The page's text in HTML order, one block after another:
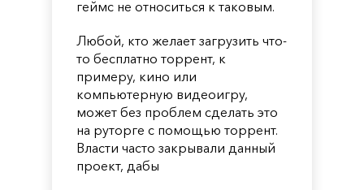
геймс не относиться к таковым.
Любой, кто желает загрузить что-
то бесплатно торрент, к
примеру, кино или
компьютерную видеоигру,
может без проблем сделать это
на руторге с помощью торрент.
Власти часто закрывали данный
проект, дабы